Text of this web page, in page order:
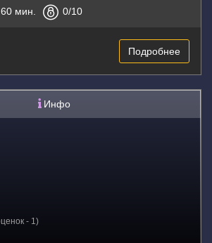
60 мин. 0/10
Подробнее
Инфо
- 1)